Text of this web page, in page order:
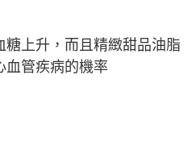
糖上升，而且精緻甜品油脂
血管疾病的機率